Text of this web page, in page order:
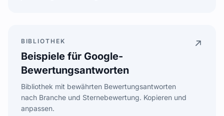
Great service, the team was amazing!
AI REPLY
BIBLIOTHEK
Beispiele für Google-
Bewertungsantworten
Bibliothek mit bewährten Bewertungsantworten
nach Branche und Sternebewertung. Kopieren und
anpassen.